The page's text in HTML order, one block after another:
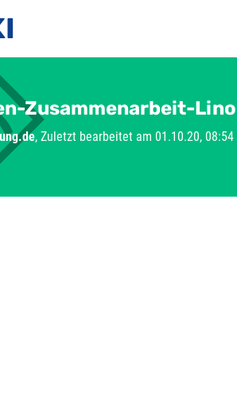
Zusammenarbeit-
, Zuletzt bearbeitet am 01.10.20, 08:54